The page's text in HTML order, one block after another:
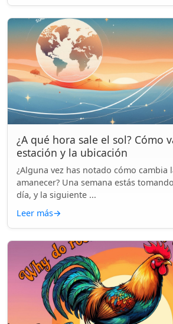
¿A qué hora sale el sol? Cómo
estación y la ubicación
¿Alguna vez has notado cómo cambia
amanecer? Una semana estás
día, y la siguiente ...
Leer más→